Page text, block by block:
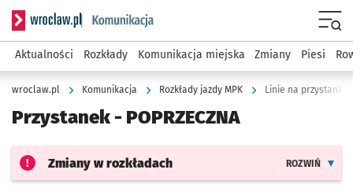
Serwis informacyjny wroclaw.pl podserwis: Komunikacja
Aktualności Rozkłady Komunikacja miejska Zmiany Piesi
wroclaw.pl Komunikacja Rozkłady jazdy MPK Linie na przystanku
Przystanek - POPRZECZNA
Zmiany w rozkładach ROZWIŃ